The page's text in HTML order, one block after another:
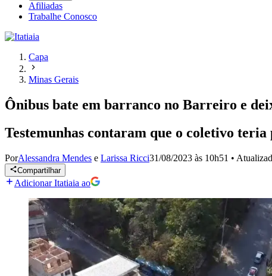
Afiliadas
Trabalhe Conosco
Capa
Minas Gerais
Ônibus bate em barranco no Barreiro e
Testemunhas contaram que o coletivo
PorAlessandra Mendes e Larissa Ricci31/08/2023 às 10h51 •
Compartilhar
Adicionar Itatiaia ao